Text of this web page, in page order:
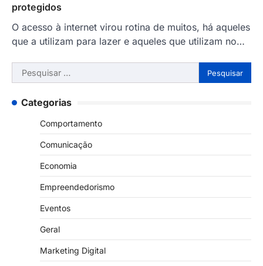
protegidos
O acesso à internet virou rotina de muitos, há aqueles
que a utilizam para lazer e aqueles que utilizam no…
Pesquisar
por:
Categorias
Comportamento
Comunicação
Economia
Empreendedorismo
Eventos
Geral
Marketing Digital